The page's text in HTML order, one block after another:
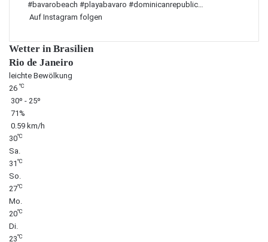
Auf Instagram folgen
Wetter in Brasilien
Rio de Janeiro
leichte Bewölkung
26 ℃
30º - 25º
71%
0.59 km/h
30℃
Sa.
31℃
So.
27℃
Mo.
20℃
Di.
23℃